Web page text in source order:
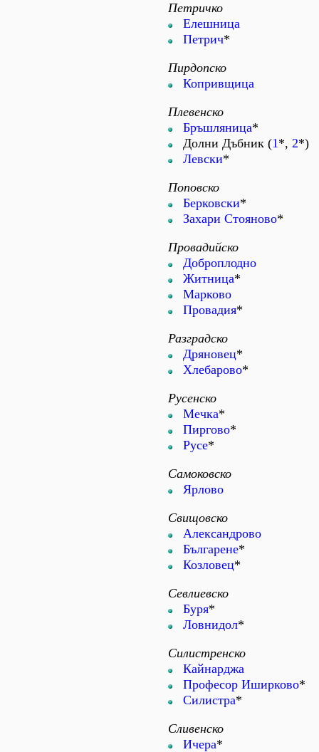
Петричко
Елешница
Петрич*
Пирдопско
Копривщица
Плевенско
Бръшляница*
Долни Дъбник (1*, 2*)
Левски*
Поповско
Берковски*
Захари Стояново*
Провадийско
Доброплодно
Житница*
Марково
Провадия*
Разградско
Дряновец*
Хлебарово*
Русенско
Мечка*
Пиргово*
Русе*
Самоковско
Ярлово
Свищовско
Александрово
Българене*
Козловец*
Севлиевско
Буря*
Ловнидол*
Силистренско
Кайнарджа
Професор Иширково*
Силистра*
Сливенско
Ичера*